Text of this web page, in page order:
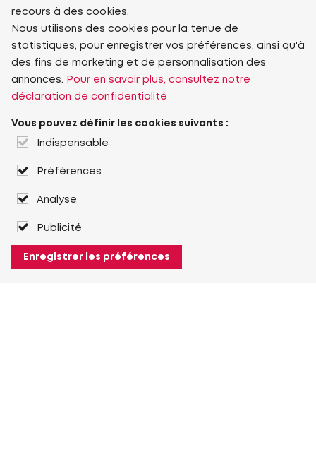
recours à des cookies.
Nous utilisons des cookies pour la tenue de
statistiques, pour enregistrer vos préférences, ainsi qu'à
des fins de marketing et de personnalisation des
annonces.
Pour en savoir plus, consultez notre
déclaration de confidentialité
Vous pouvez définir les cookies suivants :
Indispensable
Préférences
Analyse
Publicité
Enregistrer les préférences